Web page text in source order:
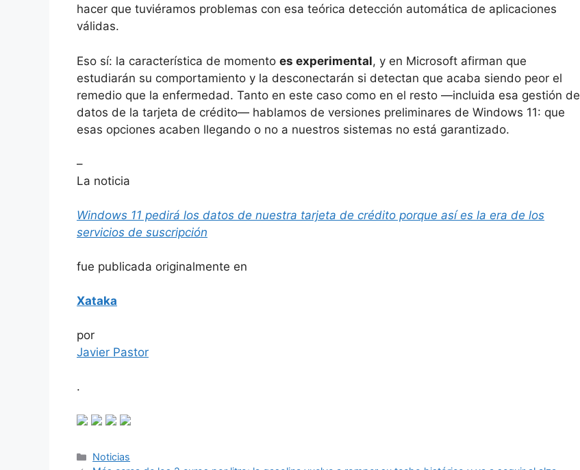
hacer que tuviéramos problemas con esa teórica detección automática de aplicaciones
válidas.
Eso sí: la característica de momento es experimental, y en Microsoft afirman que
estudiarán su comportamiento y la desconectarán si detectan que acaba siendo peor el
remedio que la enfermedad. Tanto en este caso como en el resto —incluida esa gestión de
datos de la tarjeta de crédito— hablamos de versiones preliminares de Windows 11: que
esas opciones acaben llegando o no a nuestros sistemas no está garantizado.
–
La noticia
Windows 11 pedirá los datos de nuestra tarjeta de crédito porque así es la era de los
servicios de suscripción
fue publicada originalmente en
Xataka
por
Javier Pastor
.
Categorías
Noticias